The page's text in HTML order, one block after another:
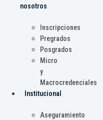
nosotros
Inscripciones
Pregrados
Posgrados
Micro
y
Macrocredenciales
Institucional
Aseguramiento